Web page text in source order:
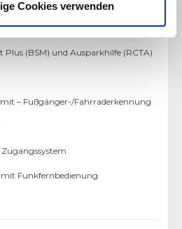
Cookies verwenden
(DSC)
Plus (BSM) und Ausparkhilfe (RCTA)
– Fußgänger-/Fahrraderkennung
Zugangssystem
Funkfernbedienung